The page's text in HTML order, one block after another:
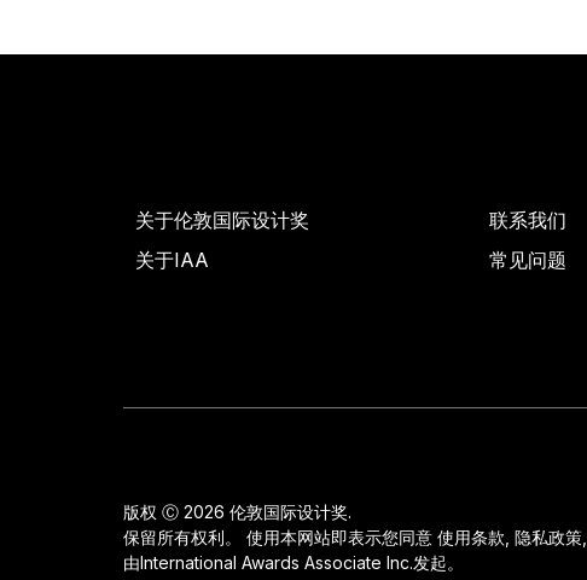
关于伦敦国际设计奖
关于IAA
联系我们
常见问题
版权 Ⓒ 2026 伦敦国际设计奖.
保留所有权利。 使用本网站即表示您同意 使用条款 隐私政策
由International Awards Associate Inc.发起。